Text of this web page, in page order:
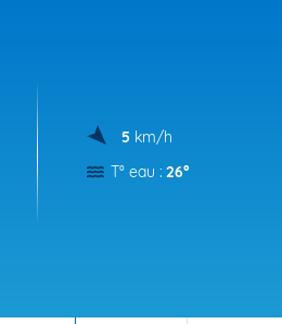
5 km/h
T° eau : 26°